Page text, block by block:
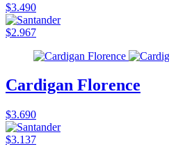
$3.490
$2.967
Cardigan Florence
$3.690
$3.137